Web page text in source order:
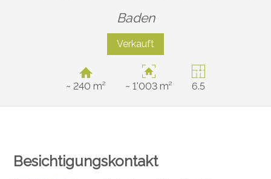
Baden
Verkauft
~ 240 m² ~ 1'003 m² 6.5
Besichtigungskontakt